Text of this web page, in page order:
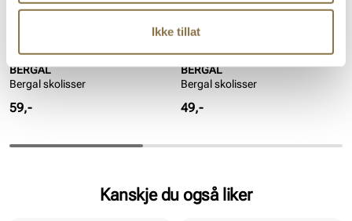
Ikke tillat
BERGAL
Bergal skolisser
Pris
59,-
BERGAL
Bergal skolisser
Pris
49,-
Kanskje du også liker